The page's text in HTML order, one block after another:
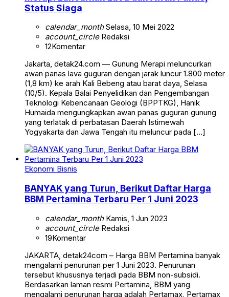
Status Siaga
calendar_monthSelasa, 10 Mei 2022
account_circleRedaksi
12Komentar
Jakarta, detak24.com — Gunung Merapi meluncurkan
awan panas lava guguran dengan jarak luncur 1.800 meter
(1,8 km) ke arah Kali Bebeng atau barat daya, Selasa
(10/5). Kepala Balai Penyelidikan dan Pengembangan
Teknologi Kebencanaan Geologi (BPPTKG), Hanik
Humaida mengungkapkan awan panas guguran gunung
yang terlatak di perbatasan Daerah Istimewah
Yogyakarta dan Jawa Tengah itu meluncur pada […]
Ekonomi Bisnis
BANYAK yang Turun, Berikut Daftar Harga
BBM Pertamina Terbaru Per 1 Juni 2023
calendar_monthKamis, 1 Jun 2023
account_circleRedaksi
19Komentar
JAKARTA, detak24com – Harga BBM Pertamina banyak
mengalami penurunan per 1 Juni 2023. Penurunan
tersebut khususnya terjadi pada BBM non-subsidi.
Berdasarkan laman resmi Pertamina, BBM yang
mengalami penurunan harga adalah Pertamax, Pertamax